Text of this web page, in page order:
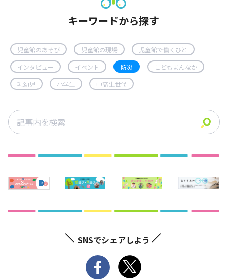
キーワードから探す
児童館のあそび 児童館の現場 児童館で働くひと
インタビュー イベント 防災 こどもまんなか
乳幼児 小学生 中高生世代
SNSでシェアしよう